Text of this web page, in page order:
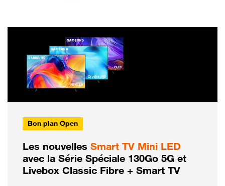
Bon plan Open
Les nouvelles Smart TV Mini LED
avec la Série Spéciale 130Go 5G et
Livebox Classic Fibre + Smart TV